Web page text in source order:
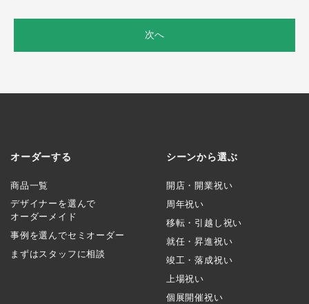
次へ
オーダーする
商品一覧
デザイナーを選んで
オーダーメイド
事例を選んでセミオーダー
まずはスタッフに相談
シーンから選ぶ
開店・開業祝い
周年祝い
移転・引越し祝い
就任・昇進祝い
竣工・落成祝い
上場祝い
個展開催祝い